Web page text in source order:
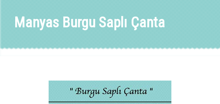
Manyas Burgu Saplı Çanta